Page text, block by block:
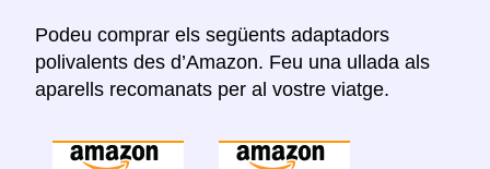
Podeu comprar els següents adaptadors
polivalents des d’Amazon. Feu una ullada als
aparells recomanats per al vostre viatge.